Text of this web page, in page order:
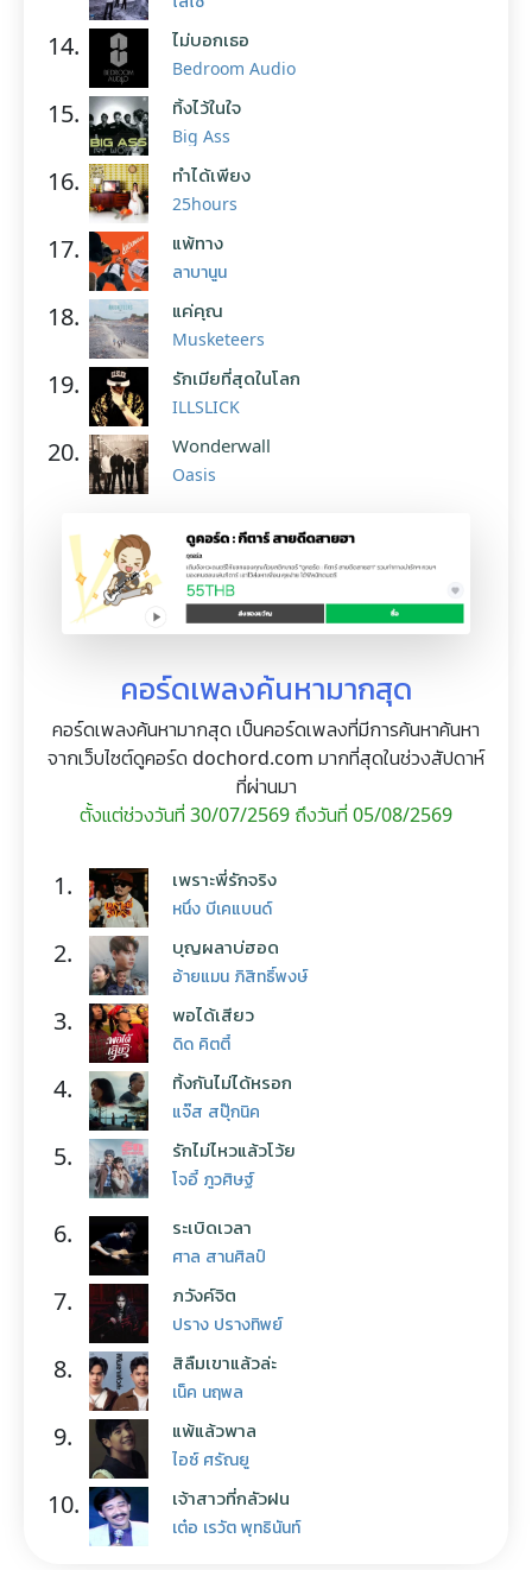
14. ไม่บอกเธอ
Bedroom Audio
15. ทิ้งไว้ในใจ
Big Ass
16. ทำได้เพียง
25hours
17. แพ้ทาง
ลาบานูน
18. แค่คุณ
Musketeers
19. รักเมียที่สุดในโลก
ILLSLICK
20. Wonderwall
Oasis
คอร์ดเพลงค้นหามากสุด
คอร์ดเพลงค้นหามากสุด เป็นคอร์ดเพลงที่มีการค้นหาค้นหา
จากเว็บไซต์ดูคอร์ด dochord.com มากที่สุดในช่วงสัปดาห์
ที่ผ่านมา
ตั้งแต่ช่วงวันที่ 30/07/2569 ถึงวันที่ 05/08/2569
1. เพราะพี่รักจริง
หนึ่ง บีเคแบนด์
2. บุญผลาบ่ฮอด
อ้ายแมน ภิสิทธิ์พงษ์
3. พอได้เสียว
ดิด คิตตี้
4. ทิ้งกันไม่ได้หรอก
แจ๊ส สปุ๊กนิค
5. รักไม่ไหวแล้วโว้ย
โจอี้ ภูวศิษฐ์
6. ระเบิดเวลา
ศาล สานศิลป์
7. ภวังค์จิต
ปราง ปรางทิพย์
8. สิลืมเขาแล้วล่ะ
เน็ค นฤพล
9. แพ้แล้วพาล
ไอซ์ ศรัณยู
10. เจ้าสาวที่กลัวฝน
เต๋อ เรวัต พุทธินันท์